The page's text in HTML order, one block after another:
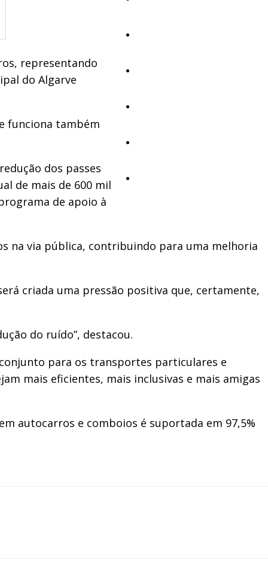
representando
do Algarve
funciona também
dos passes
de mais de 600 mil
de apoio à
na via pública, contribuindo para uma melhoria
criada uma pressão positiva que, certamente,
do ruído”, destacou.
conjunto para os transportes particulares e
mais eficientes, mais inclusivas e mais amigas
autocarros e comboios é suportada em 97,5%